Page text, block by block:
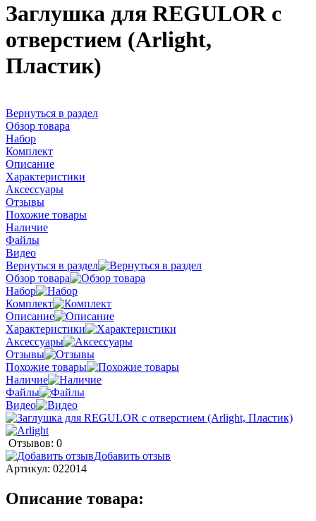
Заглушка для REGULOR с
отверстием (Arlight,
Пластик)
Вернуться в раздел
Обзор товара
Набор
Комплект
Описание
Характеристики
Аксессуары
Отзывы
Похожие товары
Наличие
Файлы
Видео
Вернуться в раздел
Обзор товара
Набор
Комплект
Описание
Характеристики
Аксессуары
Отзывы
Похожие товары
Наличие
Файлы
Видео
Отзывов: 0
Добавить отзыв
Артикул: 022014
Описание товара: